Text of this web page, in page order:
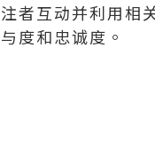
者互动并利用相
度和忠诚度。